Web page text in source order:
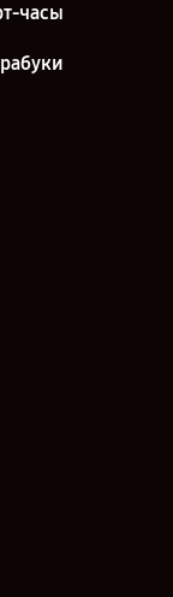
часы